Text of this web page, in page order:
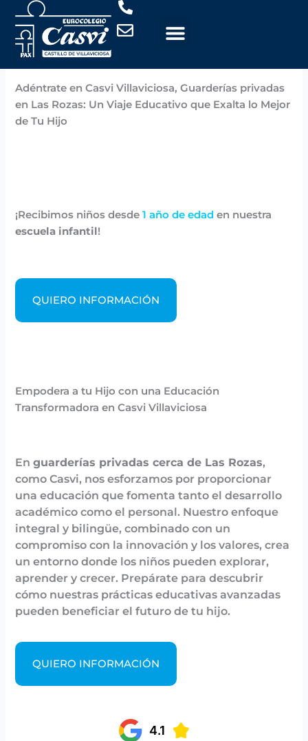
contenido
Por
Casvi/noviembre 6, 2024
Adéntrate en Casvi Villaviciosa, Guarderías privadas
en Las Rozas: Un Viaje Educativo que Exalta lo Mejor
de Tu Hijo
¡Recibimos niños desde1 año de edad en nuestra
escuela infantil!
QUIERO INFORMACIÓN
Empodera a tu Hijo con una Educación
Transformadora en Casvi Villaviciosa
Enguarderías privadas cerca de Las Rozas,
como Casvi, nos esforzamos por proporcionar
una educación que fomenta tanto el desarrollo
académico como el personal. Nuestro enfoque
integral y bilingüe, combinado con un
compromiso con la innovación y los valores, crea
un entorno donde los niños pueden explorar,
aprender y crecer. Prepárate para descubrir
cómo nuestras prácticas educativas avanzadas
pueden beneficiar el futuro de tu hijo.
QUIERO INFORMACIÓN